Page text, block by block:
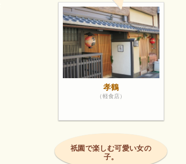
孝鶴
（軽食店）
祇園で楽しむ可愛い女の
子。